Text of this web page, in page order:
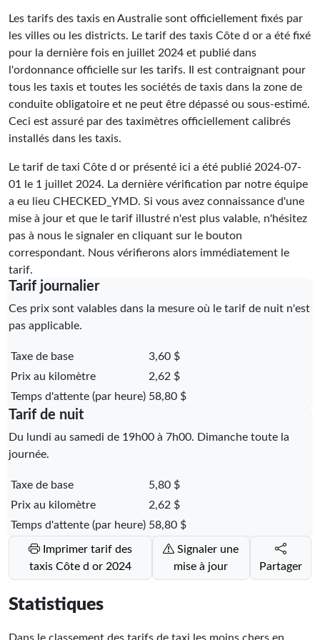
Les tarifs des taxis en Australie sont officiellement fixés par
les villes ou les districts. Le tarif des taxis Côte d or a été fixé
pour la dernière fois en juillet 2024 et publié dans
l'ordonnance officielle sur les tarifs. Il est contraignant pour
tous les taxis et toutes les sociétés de taxis dans la zone de
conduite obligatoire et ne peut être dépassé ou sous-estimé.
Ceci est assuré par des taximètres officiellement calibrés
installés dans les taxis.
Le tarif de taxi Côte d or présenté ici a été publié 2024-07-
01
le 1 juillet 2024. La dernière vérification par notre équipe
a eu lieu CHECKED_YMD. Si vous avez connaissance d'une
mise à jour et que le tarif illustré n'est plus valable, n'hésitez
pas à nous le signaler en cliquant sur le bouton
correspondant. Nous vérifierons alors immédiatement le
tarif.
Tarif journalier
Ces prix sont valables dans la mesure où le tarif de nuit n'est
pas applicable.
Taxe de base
3,60 $
Prix au kilomètre
2,62 $
Temps d'attente (par heure) 58,80 $
Tarif de nuit
Du lundi au samedi de 19h00 à 7h00. Dimanche toute la
journée.
Taxe de base
5,80 $
Prix au kilomètre
2,62 $
Temps d'attente (par heure) 58,80 $
Imprimer tarif des
taxis Côte d or 2024
Signaler une
mise à jour
Partager
Statistiques
Dans le classement des tarifs de taxi les moins chers en